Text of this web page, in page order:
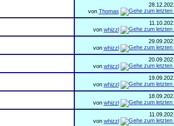
von Thomas
von whizzl
von whizzl
von whizzl
von whizzl
von whizzl
von whizzl